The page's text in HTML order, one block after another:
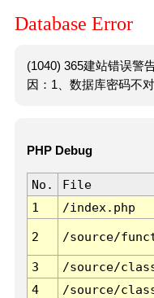
Database Error
(1040) 365建站错误警
因：1、数据库密码不
PHP Debug
No. File
1
/index.php
2 /source/
3 /source/
4
/source/